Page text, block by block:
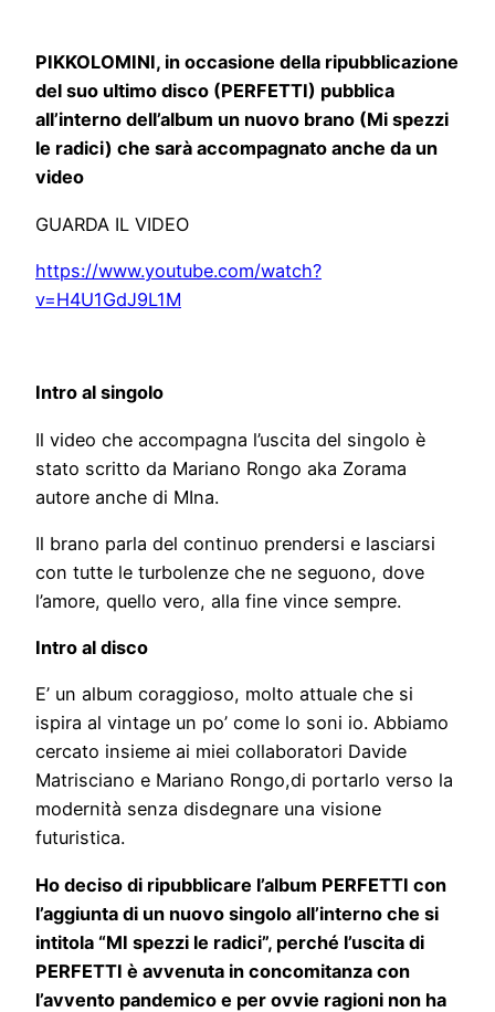
PIKKOLOMINI, in occasione della ripubblicazione
del suo ultimo disco (PERFETTI) pubblica
all’interno dell’album un nuovo brano (Mi spezzi
le radici) che sarà accompagnato anche da un
video
GUARDA IL VIDEO
https://www.youtube.com/watch?
v=H4U1GdJ9L1M
Intro al singolo
Il video che accompagna l’uscita del singolo è
stato scritto da Mariano Rongo aka Zorama
autore anche di MIna.
Il brano parla del continuo prendersi e lasciarsi
con tutte le turbolenze che ne seguono, dove
l’amore, quello vero, alla fine vince sempre.
Intro al disco
E’ un album coraggioso, molto attuale che si
ispira al vintage un po’ come lo soni io. Abbiamo
cercato insieme ai miei collaboratori Davide
Matrisciano e Mariano Rongo,di portarlo verso la
modernità senza disdegnare una visione
futuristica.
Ho deciso di ripubblicare l’album PERFETTI con
l’aggiunta di un nuovo singolo all’interno che si
intitola “MI spezzi le radici”, perché l’uscita di
PERFETTI è avvenuta in concomitanza con
l’avvento pandemico e per ovvie ragioni non ha